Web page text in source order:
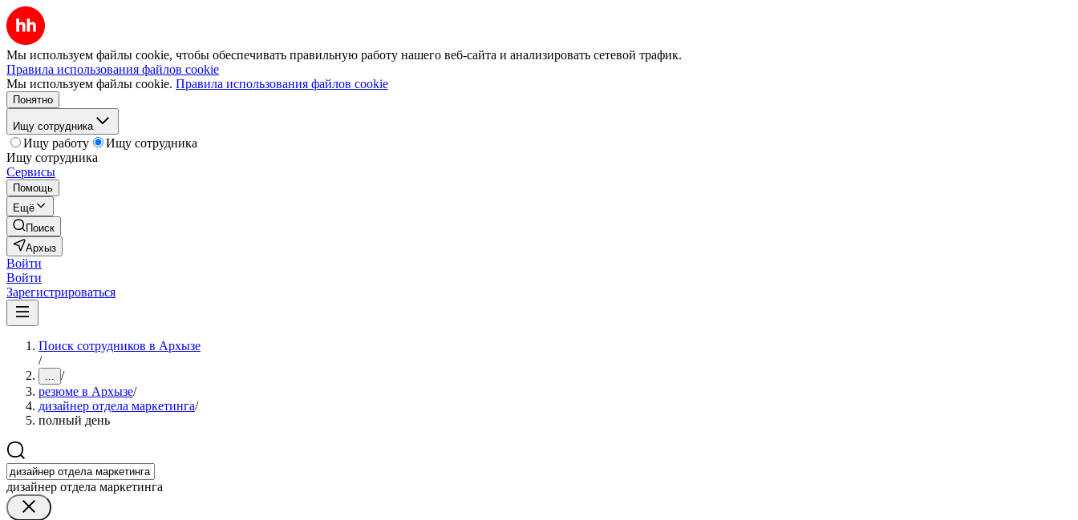
Мы используем файлы cookie, чтобы обеспечивать правильную работу нашего веб-сайта и анализировать сетевой трафик.
Правила использования файлов cookie
Мы используем файлы cookie. Правила использования файлов cookie
Понятно
Ищу сотрудника
Ищу работу
Ищу сотрудника
Ищу сотрудника
Сервисы
Помощь
Ещё
Поиск
Архыз
Войти
Войти
Зарегистрироваться
Поиск сотрудников в Архызе
/
... /
резюме в Архызе/
дизайнер отдела маркетинга/
полный день
дизайнер отдела маркетинга